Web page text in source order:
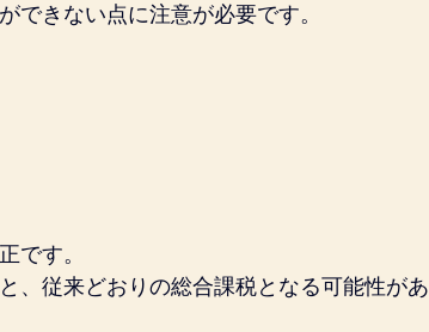
できない点に注意が必要です。
です。
、従来どおりの総合課税となる可能性があ